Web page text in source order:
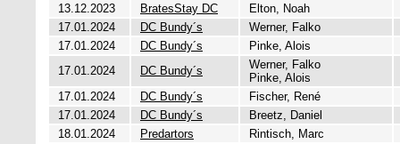
13.12.2023
BratesStay DC
Elton, Noah
17.01.2024
DC Bundy´s
Werner, Falko
17.01.2024
DC Bundy´s
Pinke, Alois
17.01.2024
DC Bundy´s
Werner, Falko
Pinke, Alois
17.01.2024
DC Bundy´s
Fischer, René
17.01.2024
DC Bundy´s
Breetz, Daniel
18.01.2024
Predartors
Rintisch, Marc